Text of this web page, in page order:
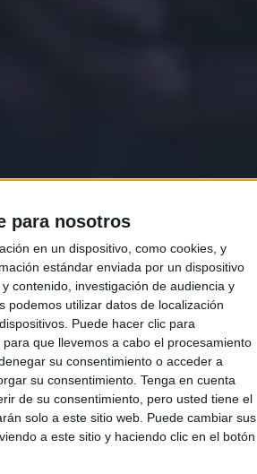
para nosotros
en un dispositivo, como cookies, y
estándar enviada por un dispositivo
contenido, investigación de audiencia y
podemos utilizar datos de localización
Puede hacer clic para
que llevemos a cabo el procesamiento
su consentimiento o acceder a
su consentimiento. Tenga en cuenta
de su consentimiento, pero usted tiene el
solo a este sitio web. Puede cambiar sus
a este sitio y haciendo clic en el botón